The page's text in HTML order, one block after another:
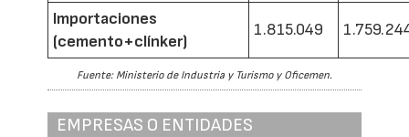
Importaciones
(cemento+clínker)
1.815.049
Fuente: Ministerio de Industria y Turismo y Oficemen.
EMPRESAS O ENTIDADES